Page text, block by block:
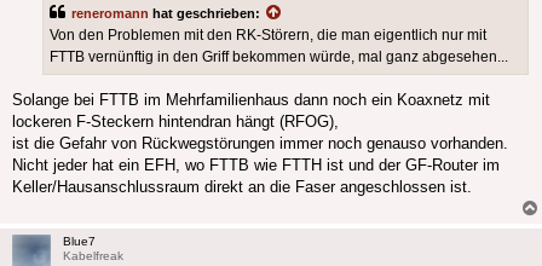
reneromann hat geschrieben:
Von den Problemen mit den RK-Störern, die man eigentlich nur mit
FTTB vernünftig in den Griff bekommen würde, mal ganz abgesehen...
Solange bei FTTB im Mehrfamilienhaus dann noch ein Koaxnetz mit
lockeren F-Steckern hintendran hängt (RFOG),
ist die Gefahr von Rückwegstörungen immer noch genauso vorhanden.
Nicht jeder hat ein EFH, wo FTTB wie FTTH ist und der GF-Router im
Keller/Hausanschlussraum direkt an die Faser angeschlossen ist.
Blue7
Kabelfreak